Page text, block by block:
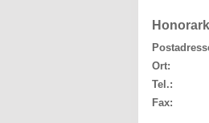
Ort:
Tel.:
Fax: